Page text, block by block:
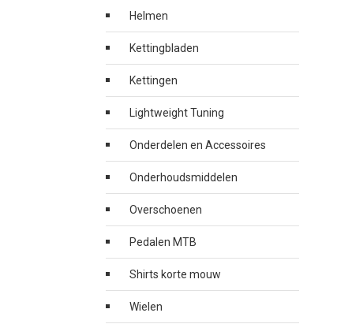
Helmen
Kettingbladen
Kettingen
Lightweight Tuning
Onderdelen en Accessoires
Onderhoudsmiddelen
Overschoenen
Pedalen MTB
Shirts korte mouw
Wielen